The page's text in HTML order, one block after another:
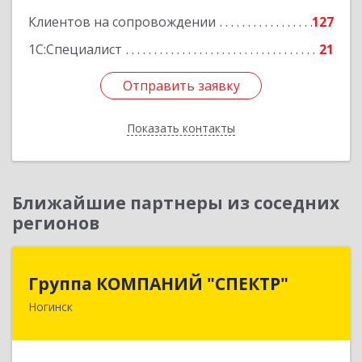
Клиентов на сопровождении
127
1С:Специалист
21
Отправить заявку
Показать контакты
Подробнее
Отправить заявку
Назад
Ближайшие партнеры из соседних
регионов
Группа КОМПАНИЙ "СПЕКТР"
Ногинск
Группа КОМПАНИЙ "СПЕКТР"
142400, Московская обл, г.о.Богородский,